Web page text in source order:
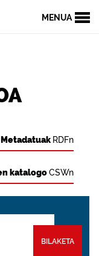
MENUA
Metadatuak RDFn
katalogoCSWn
BILAKETA